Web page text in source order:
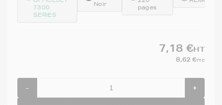
7300
SERIES
Noir
pages
7,18 €HT
8,62 €TTC
- +